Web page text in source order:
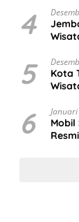
4
5
Kota
6
Mobil